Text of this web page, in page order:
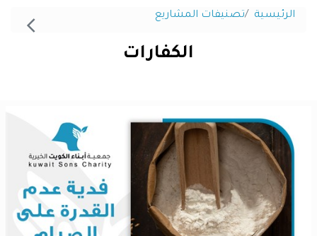
الرئيسية تصنيفات المشاريع
الكفارات